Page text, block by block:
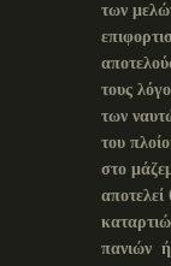
των
τους
των
του
στο
πανιών ή